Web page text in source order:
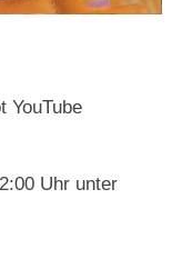
YouTube
Uhr unter